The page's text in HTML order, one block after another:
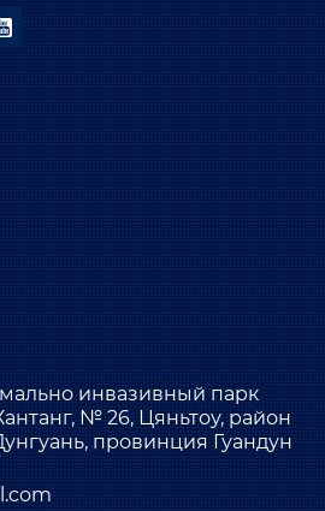
инвазивный парк
№ 26, Цяньтоу, район
провинция Гуандун